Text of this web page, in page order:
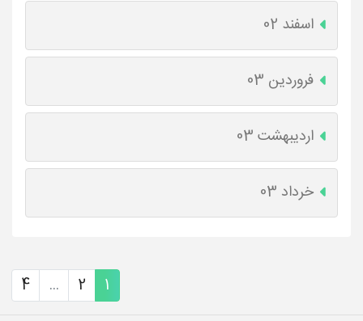
اسفند 02
فروردین 03
اردیبهشت 03
خرداد 03
1
2
...
4